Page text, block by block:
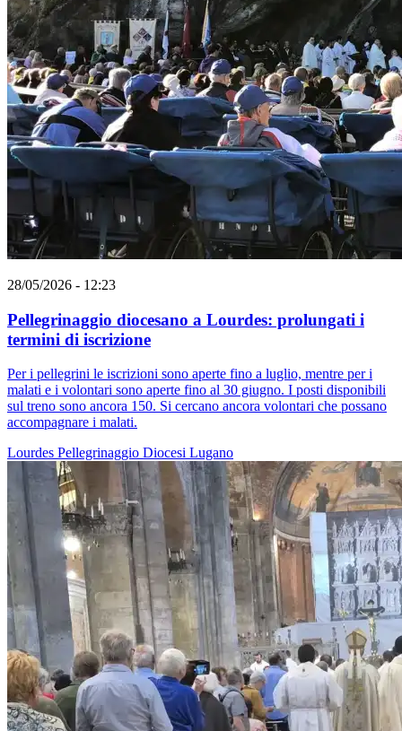
28/05/2026 - 12:23
Pellegrinaggio diocesano a Lourdes: prolungati i
termini di iscrizione
Per i pellegrini le iscrizioni sono aperte fino a luglio, mentre per i
malati e i volontari sono aperte fino al 30 giugno. I posti disponibili
sul treno sono ancora 150. Si cercano ancora volontari che possano
accompagnare i malati.
Lourdes Pellegrinaggio Diocesi Lugano